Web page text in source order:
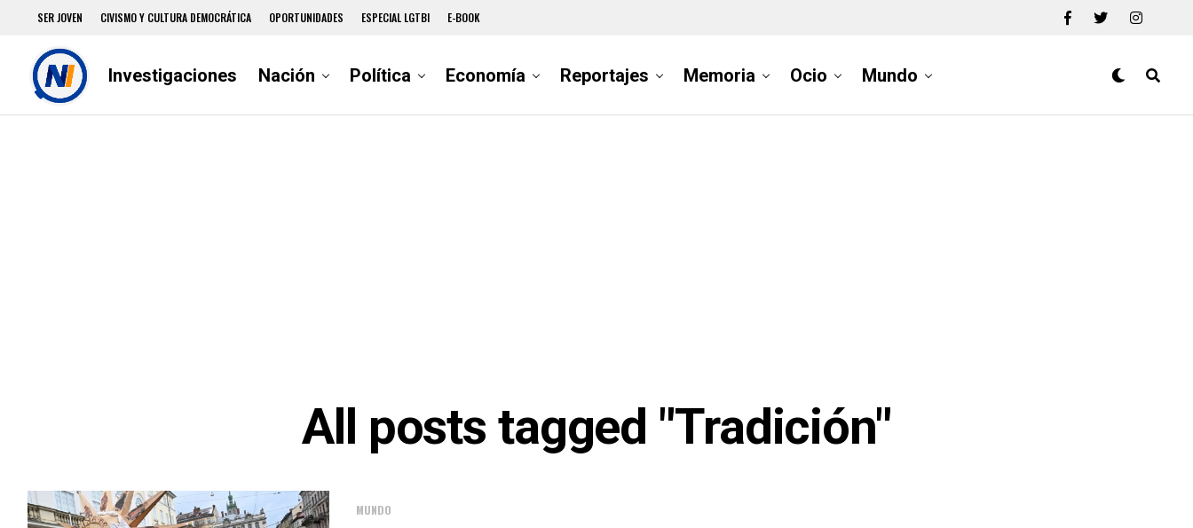
SER JOVEN CIVISMO Y CULTURA DEMOCRÁTICA OPORTUNIDADES ESPECIAL LGTBI E-BOOK
Investigaciones Nación Política Economía Reportajes Memoria Ocio Mundo
All posts tagged "Tradición"
MUNDO